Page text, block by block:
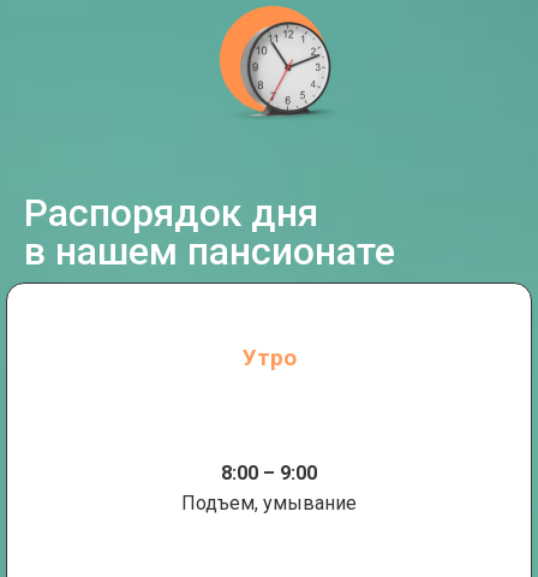
Распорядок дня
в нашем пансионате
Утро
8:00 – 9:00
Подъем, умывание